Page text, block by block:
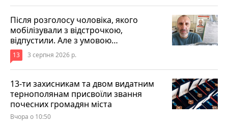
Після розголосу чоловіка, якого
мобілізували з відстрочкою,
відпустили. Але з умовою…
13 3 серпня 2026 р.
13-ти захисникам та двом видатним
тернополянам присвоїли звання
почесних громадян міста
Вчора о 10:50